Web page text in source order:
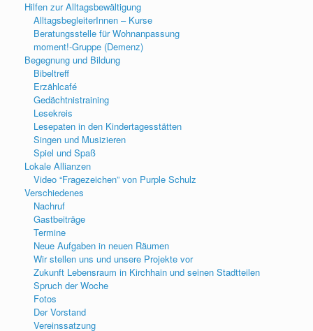
Hilfen zur Alltagsbewältigung
AlltagsbegleiterInnen – Kurse
Beratungsstelle für Wohnanpassung
moment!-Gruppe (Demenz)
Begegnung und Bildung
Bibeltreff
Erzählcafé
Gedächtnistraining
Lesekreis
Lesepaten in den Kindertagesstätten
Singen und Musizieren
Spiel und Spaß
Lokale Allianzen
Video “Fragezeichen” von Purple Schulz
Verschiedenes
Nachruf
Gastbeiträge
Termine
Neue Aufgaben in neuen Räumen
Wir stellen uns und unsere Projekte vor
Zukunft Lebensraum in Kirchhain und seinen Stadtteilen
Spruch der Woche
Fotos
Der Vorstand
Vereinssatzung